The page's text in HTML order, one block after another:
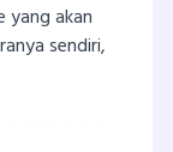
akan
sendiri,